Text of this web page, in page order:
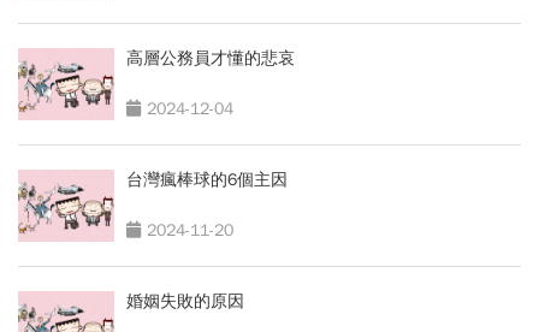
高層公務員才懂的悲哀
2024-12-04
台灣瘋棒球的6個主因
2024-11-20
婚姻失敗的原因